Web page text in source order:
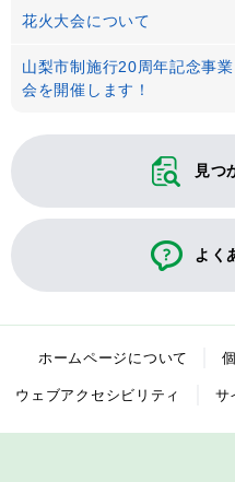
花火大会について
山梨市制施行20周年記念事
会を開催します！
見つ
よく
ホームページについて
ウェブアクセシビリティ サ